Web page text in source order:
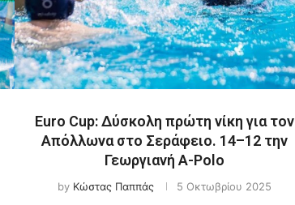
Euro Cup: Δύσκολη πρώτη νίκη για τον
Απόλλωνα στο Σεράφειο. 14–12 την
Γεωργιανή A-Polo
by Κώστας Παππάς 5 Οκτωβρίου 2025